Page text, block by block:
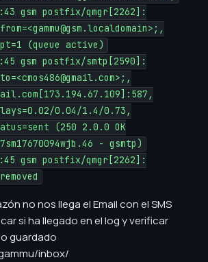
gsm postfix/qmgr[2262]:
(queue active)
gsm postfix/smtp[2590]:
0.04/1.4/0.73,
(250 2.0.0 OK
- gsmtp)
gsm postfix/qmgr[2262]:
no nos llega el Email con el SMS
si ha llegado en el log y verificar
guardado
inbox/